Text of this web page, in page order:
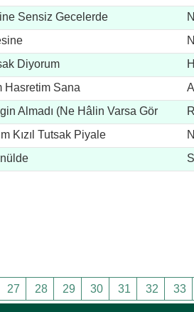
Sensiz Gecelerde
Diyorum
Hasretim Sana
Almadı (Ne Hâlin Varsa Gör
Kızıl Tutsak Piyale
27 28 29 30 31 32 33